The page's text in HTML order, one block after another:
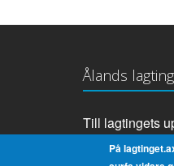
Ålands lagting
Till lagtingets
antaPå